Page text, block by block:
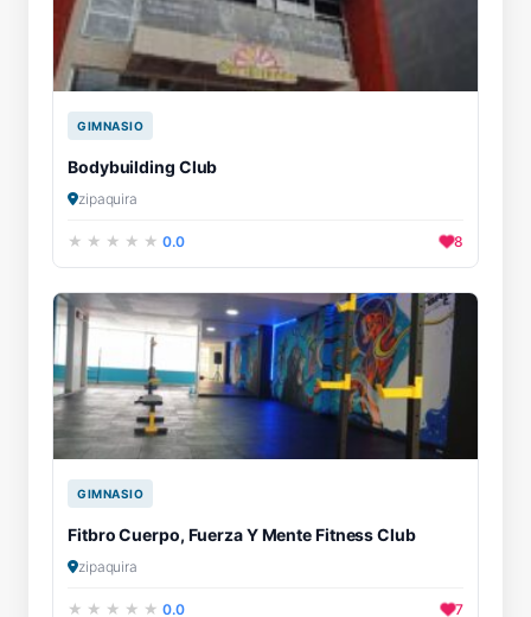
GIMNASIO
Bodybuilding Club
zipaquira
0.0 8
GIMNASIO
Fitbro Cuerpo, Fuerza Y Mente Fitness Club
zipaquira
0.0 7